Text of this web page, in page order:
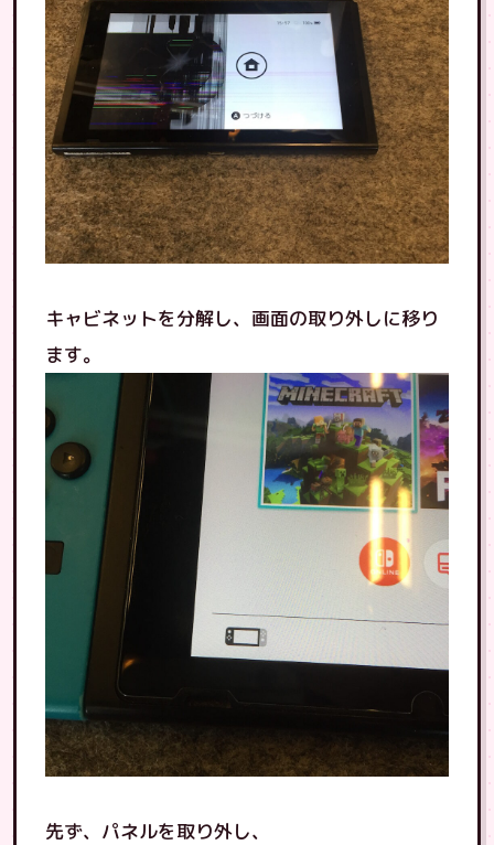
キャビネットを分解し、画面の取り外しに移り
ます。
先ず、パネルを取り外し、